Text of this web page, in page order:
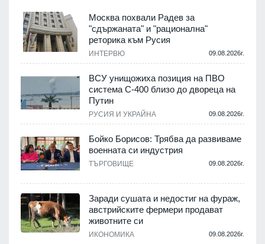
Москва похвали Радев за
"сдържаната" и "рационална"
реторика към Русия
ИНТЕРВЮ 09.08.2026г.
ВСУ унищожиха позиция на ПВО
система С-400 близо до двореца на
Путин
РУСИЯ И УКРАЙНА 09.08.2026г.
Бойко Борисов: Трябва да развиваме
военната си индустрия
ТЪРГОВИЩЕ 09.08.2026г.
Заради сушата и недостиг на фураж,
австрийските фермери продават
животните си
ИКОНОМИКА 09.08.2026г.